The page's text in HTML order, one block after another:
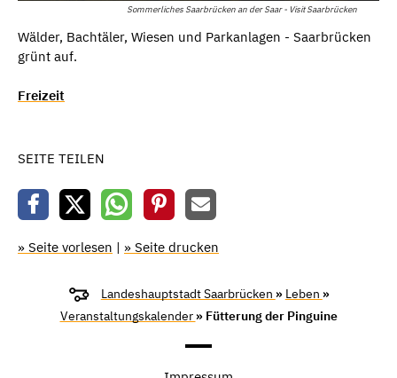
Sommerliches Saarbrücken an der Saar - Visit Saarbrücken
Wälder, Bachtäler, Wiesen und Parkanlagen - Saarbrücken
grünt auf.
Freizeit
SEITE TEILEN
» Seite vorlesen | » Seite drucken
Landeshauptstadt Saarbrücken » Leben »
Veranstaltungskalender » Fütterung der Pinguine